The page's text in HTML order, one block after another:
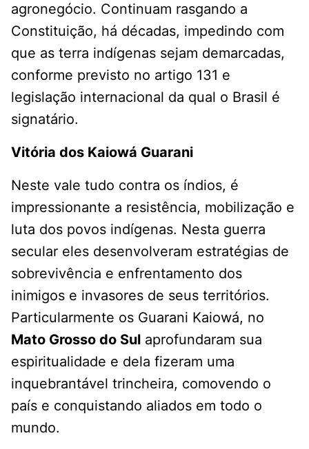
agronegócio. Continuam rasgando a
Constituição, há décadas, impedindo com
que as terra indígenas sejam demarcadas,
conforme previsto no artigo 131 e
legislação internacional da qual o Brasil é
signatário.
Vitória dos Kaiowá Guarani
Neste vale tudo contra os índios, é
impressionante a resistência, mobilização e
luta dos povos indígenas. Nesta guerra
secular eles desenvolveram estratégias de
sobrevivência e enfrentamento dos
inimigos e invasores de seus territórios.
Particularmente os Guarani Kaiowá, no
Mato Grosso do Sul aprofundaram sua
espiritualidade e dela fizeram uma
inquebrantável trincheira, comovendo o
país e conquistando aliados em todo o
mundo.